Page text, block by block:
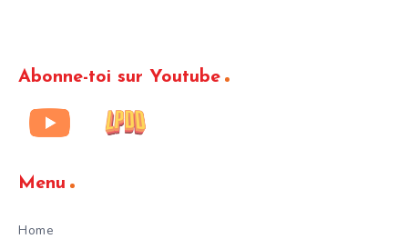
Abonne-toi sur Youtube
Menu
Home